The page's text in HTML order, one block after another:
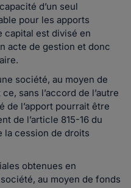
d’un seul
pour les apports
capital est divisé en
acte de gestion et donc
société, au moyen de
sans l’accord de l’autre
de l’apport pourrait être
de l’article 815-16 du
la cession de droits
obtenues en
au moyen de fonds